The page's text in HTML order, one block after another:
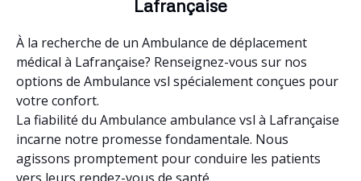
Lafrançaise
À la recherche de un Ambulance de déplacement
médical à Lafrançaise? Renseignez-vous sur nos
options de Ambulance vsl spécialement conçues pour
votre confort.
La fiabilité du Ambulance ambulance vsl à Lafrançaise
incarne notre promesse fondamentale. Nous
agissons promptement pour conduire les patients
vers leurs rendez-vous de santé.